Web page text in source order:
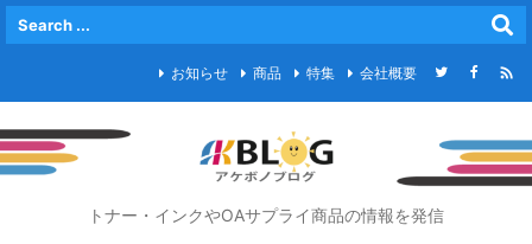
お知らせ 商品 特集 会社概要 
トナー・インクやOAサプライ商品の情報を発信